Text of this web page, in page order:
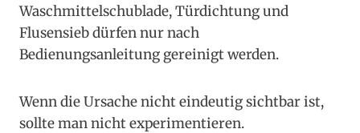
Waschmittelschublade, Türdichtung und
Flusensieb dürfen nur nach
Bedienungsanleitung gereinigt werden.
Wenn die Ursache nicht eindeutig sichtbar ist,
sollte man nicht experimentieren.